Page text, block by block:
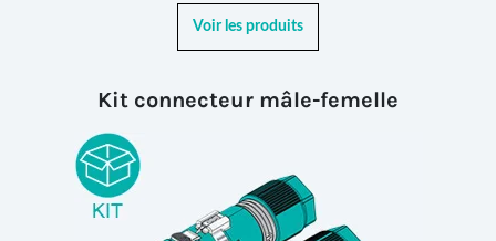
Voir les produits
Kit connecteur mâle-femelle